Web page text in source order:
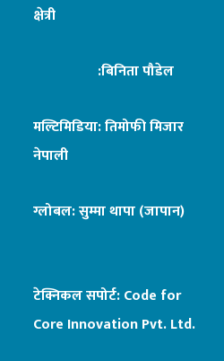
क्षेत्री
:बिनिता पौडेल
मल्टिमिडिया: तिमोफी मिजार
नेपाली
ग्लोबल: सुम्मा थापा (जापान)
टेक्निकल सपोर्ट:Code for
Core Innovation Pvt. Ltd.